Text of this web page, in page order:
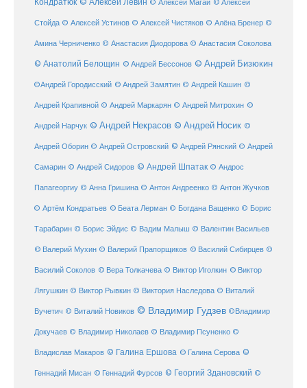
© Алексей Магай © Алексей
Стойда © Алексей Устинов © Алексей Чистяков © Алёна Бренер ©
Амина Черниченко © Анастасия Диодорова © Анастасия Соколова
© Анатолий Белощин © Андрей Бессонов © Андрей Бизюкин
©Андрей Городисский © Андрей Замятин © Андрей Кашин ©
Андрей Крапивной © Андрей Маркарян © Андрей Митрохин ©
Андрей Нарчук © Андрей Некрасов © Андрей Носик ©
Андрей Оборин © Андрей Островский © Андрей Рянский © Андрей
Самарин © Андрей Сидоров © Андрей Шпатак © Андрос
Папагеоргиу © Анна Гришина © Антон Андреенко © Антон Жучков
© Артём Кондратьев © Беата Лерман © Богдана Ващенко © Борис
Тарабарин © Борис Эйдис © Вадим Малыш © Валентин Васильев
© Валерий Мухин © Валерий Прапорщиков © Василий Сибирцев ©
Василий Соколов © Вера Толкачева © Виктор Иголкин © Виктор
Лягушкин © Виктор Рывкин © Виктория Наследова © Виталий
Вучетич © Виталий Новиков © Владимир Гудзев ©Владимир
Докучаев © Владимир Николаев © Владимир Псуненко ©
Владислав Макаров © Галина Ершова © Галина Серова ©
Геннадий Мисан © Геннадий Фурсов © Георгий Здановский ©